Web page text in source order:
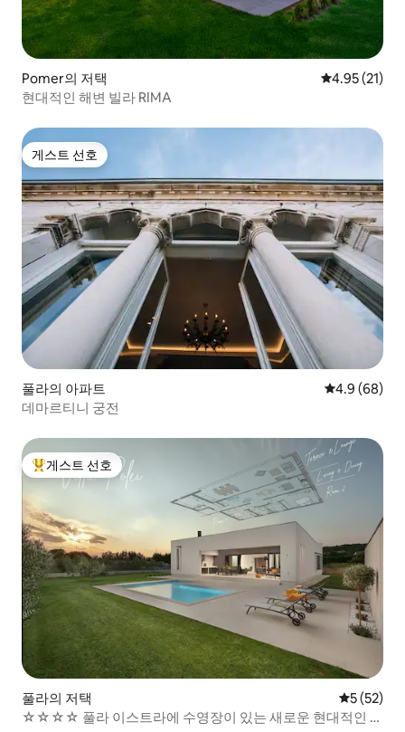
Pomer의 저택 평점 4.95점
4.95 (21)
현대적인 해변 빌라 RIMA
게스트 선호
게스트 선호
풀라의 아파트 평점 4.9점(5
4.9 (68)
데마르티니 궁전
상위 게스트 선호
게스트 선호
풀라의 저택 평점 5점
5 (52)
☆☆☆☆ 풀라 이스트라에 수영장이 있는 새로운 현대적인 빌